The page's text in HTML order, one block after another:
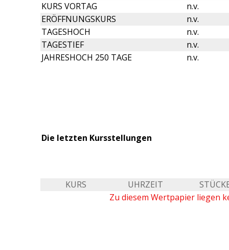
KURS VORTAG
n.v.
ERÖFFNUNGSKURS
n.v.
TAGESHOCH
n.v.
TAGESTIEF
n.v.
JAHRESHOCH 250 TAGE
n.v.
Die letzten Kursstellungen
KURS UHRZEIT
Zu diesem Wertpapier liegen